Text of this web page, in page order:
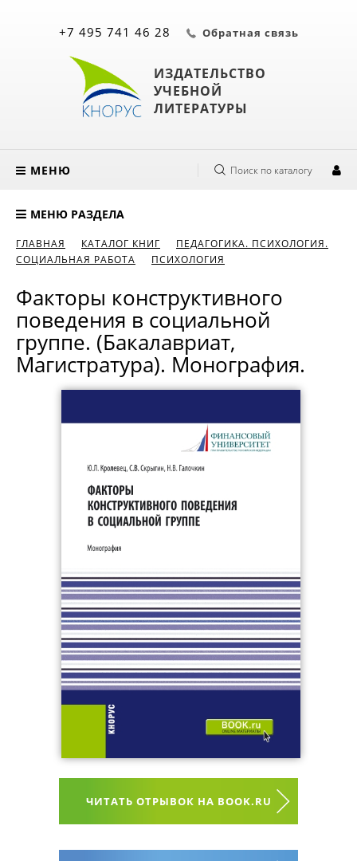
ИЗДАТЕЛЬСТВО
УЧЕБНОЙ
ЛИТЕРАТУРЫ
+7 495 741 46 28 Обратная связь
МЕНЮ Поиск по каталогу
МЕНЮ РАЗДЕЛА
ГЛАВНАЯ КАТАЛОГ КНИГ
ПЕДАГОГИКА. ПСИХОЛОГИЯ.
СОЦИАЛЬНАЯ РАБОТА
ПСИХОЛОГИЯ
Факторы конструктивного
поведения в социальной
группе. (Бакалавриат,
Магистратура). Монография.
ЧИТАТЬ ОТРЫВОК НА BOOK.RU